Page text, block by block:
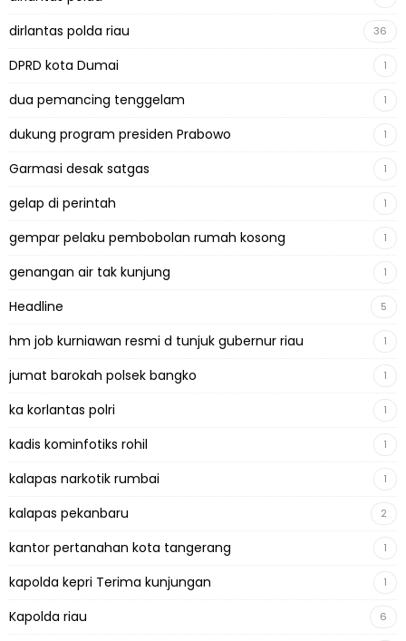
dirlantas polda riau 36
DPRD kota Dumai 1
dua pemancing tenggelam 1
dukung program presiden Prabowo 1
Garmasi desak satgas 1
gelap di perintah 1
gempar pelaku pembobolan rumah kosong 1
genangan air tak kunjung 1
Headline 5
hm job kurniawan resmi d tunjuk gubernur riau 1
jumat barokah polsek bangko 1
ka korlantas polri 1
kadis kominfotiks rohil 1
kalapas narkotik rumbai 1
kalapas pekanbaru 2
kantor pertanahan kota tangerang 1
kapolda kepri Terima kunjungan 1
Kapolda riau 6